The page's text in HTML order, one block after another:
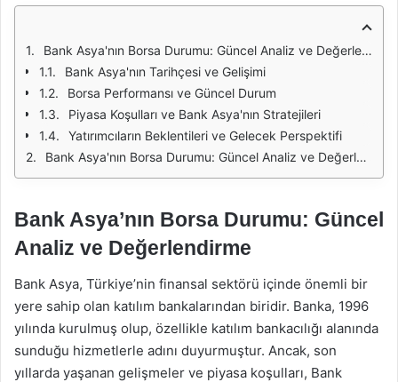
Bank Asya'nın Borsa Durumu: Güncel Analiz ve Değerlendirme
Bank Asya'nın Tarihçesi ve Gelişimi
Borsa Performansı ve Güncel Durum
Piyasa Koşulları ve Bank Asya'nın Stratejileri
Yatırımcıların Beklentileri ve Gelecek Perspektifi
Bank Asya'nın Borsa Durumu: Güncel Analiz ve Değerlendirme
Bank Asya’nın Borsa Durumu: Güncel
Analiz ve Değerlendirme
Bank Asya, Türkiye’nin finansal sektörü içinde önemli bir
yere sahip olan katılım bankalarından biridir. Banka, 1996
yılında kurulmuş olup, özellikle katılım bankacılığı alanında
sunduğu hizmetlerle adını duyurmuştur. Ancak, son
yıllarda yaşanan gelişmeler ve piyasa koşulları, Bank